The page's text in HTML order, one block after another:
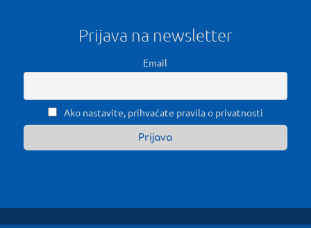
Prijava na newsletter
Email
Ako nastavite, prihvaćate pravila o privatnosti